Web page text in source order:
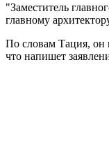
"Заместитель
главному
По словам Тация, он
что напишет